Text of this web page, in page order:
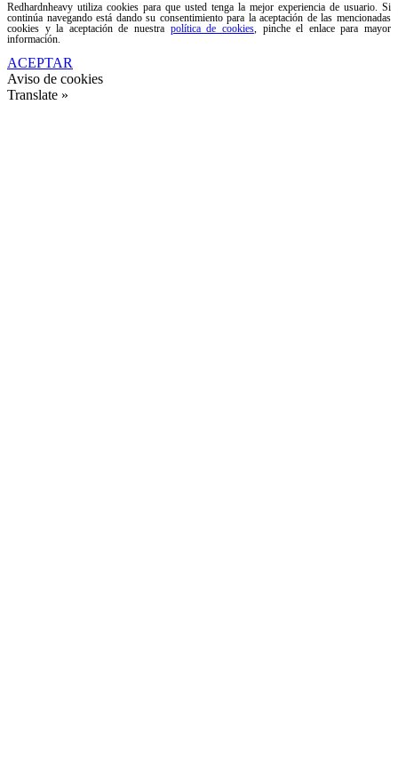
Redhardnheavy utiliza cookies para que usted tenga la mejor experiencia de usuario. Si
continúa navegando está dando su consentimiento para la aceptación de las mencionadas
cookies y la aceptación de nuestra política de cookies, pinche el enlace para mayor
información.
ACEPTAR
Aviso de cookies
Translate »